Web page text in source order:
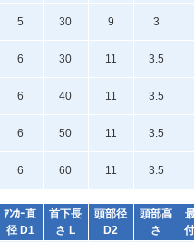
5 30 9 3
6 30 11 3.5
6 40 11 3.5
6 50 11 3.5
6 60 11 3.5
ｱﾝｶｰ直
径 D1
首下長
さ L
頭部径
D2
頭部高
さ